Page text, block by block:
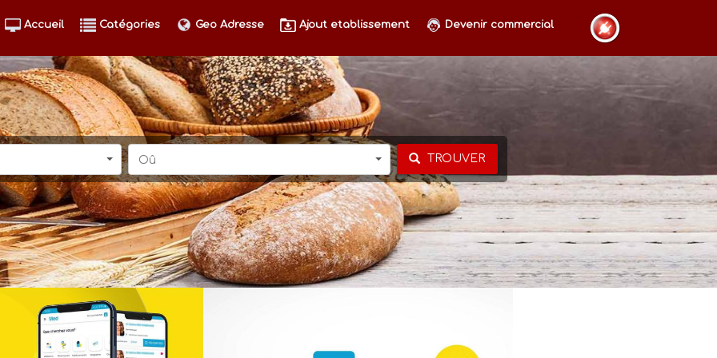
Accueil Catégories Geo Adresse Ajout etablissement Devenir commercial
Oû TROUVER